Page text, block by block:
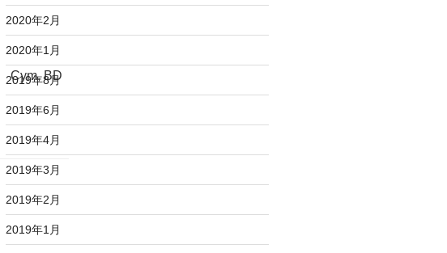
Cym, BD
2020年2月
2020年1月
2019年8月
2019年6月
2019年4月
2019年3月
2019年2月
2019年1月